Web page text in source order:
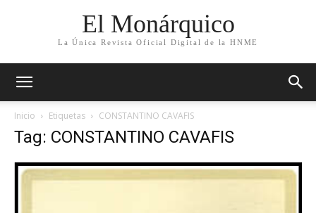
El Monárquico
La Única Revista Oficial Digital de la HNME
Inicio Etiquetas CONSTANTINO CAVAFIS
Tag: CONSTANTINO CAVAFIS